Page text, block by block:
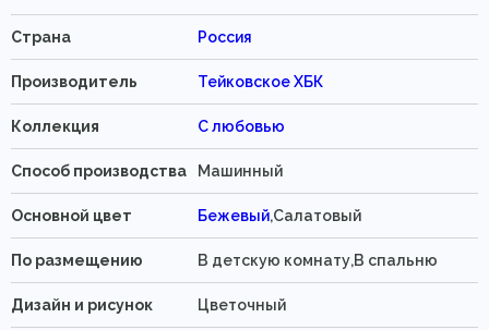
Страна Россия
Производитель Тейковское ХБК
Коллекция С любовью
Способ производства Машинный
Основной цвет Бежевый,Салатовый
По размещению В детскую комнату,В спальню
Дизайн и рисунок Цветочный